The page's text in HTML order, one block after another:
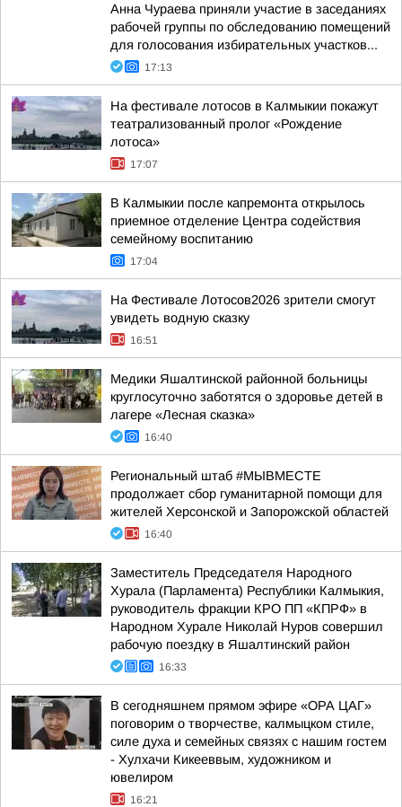
Анна Чураева приняли участие в заседаниях
рабочей группы по обследованию помещений
для голосования избирательных участков...
17:13
На фестивале лотосов в Калмыкии покажут
театрализованный пролог «Рождение
лотоса»
17:07
В Калмыкии после капремонта открылось
приемное отделение Центра содействия
семейному воспитанию
17:04
На Фестивале Лотосов2026 зрители смогут
увидеть водную сказку
16:51
Медики Яшалтинской районной больницы
круглосуточно заботятся о здоровье детей в
лагере «Лесная сказка»
16:40
Региональный штаб #МЫВМЕСТЕ
продолжает сбор гуманитарной помощи для
жителей Херсонской и Запорожской областей
16:40
Заместитель Председателя Народного
Хурала (Парламента) Республики Калмыкия,
руководитель фракции КРО ПП «КПРФ» в
Народном Хурале Николай Нуров совершил
рабочую поездку в Яшалтинский район
16:33
В сегодняшнем прямом эфире «ОРА ЦАГ»
поговорим о творчестве, калмыцком стиле,
силе духа и семейных связях с нашим гостем
- Хулхачи Кикееввым, художником и
ювелиром
16:21